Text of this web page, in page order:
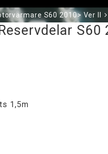
S60 2010> Ver II
S60
1,5m